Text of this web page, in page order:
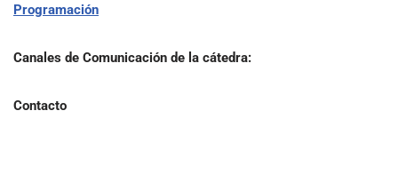
Programación
Canales de Comunicación de la cátedra:
Contacto